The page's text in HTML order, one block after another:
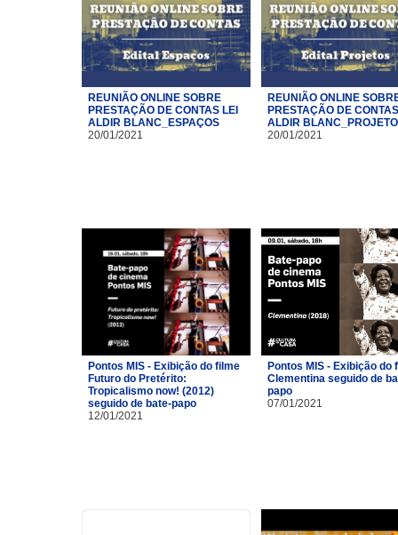
REUNIÃO ONLINE SOBRE
PRESTAÇÃO DE CONTAS LEI
ALDIR BLANC_ESPAÇOS
20/01/2021
REUNIÃO ONLINE
PRESTAÇÃO DE
ALDIR
20/01/2021
Pontos MIS - Exibição do filme
Futuro do Pretérito:
Tropicalismo now! (2012)
seguido de bate-papo
12/01/2021
Pontos MIS - Exibição do
Clementina seguido de
papo
07/01/2021